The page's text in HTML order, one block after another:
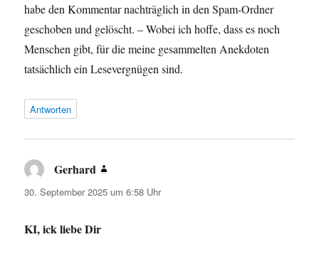
habe den Kommentar nachträglich in den Spam-Ordner
geschoben und gelöscht. – Wobei ich hoffe, dass es noch
Menschen gibt, für die meine gesammelten Anekdoten
tatsächlich ein Lesevergnügen sind.
Antworten
Gerhard
30. September 2025 um 6:58 Uhr
KI, ick liebe Dir